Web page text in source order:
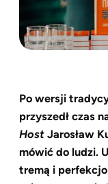
Po wersji
przyszedł czas
Host Jarosław
mówić do ludzi.
tremą i